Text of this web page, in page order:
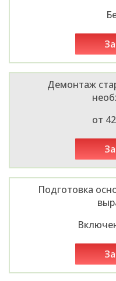
Демонтаж
от
Подготовка